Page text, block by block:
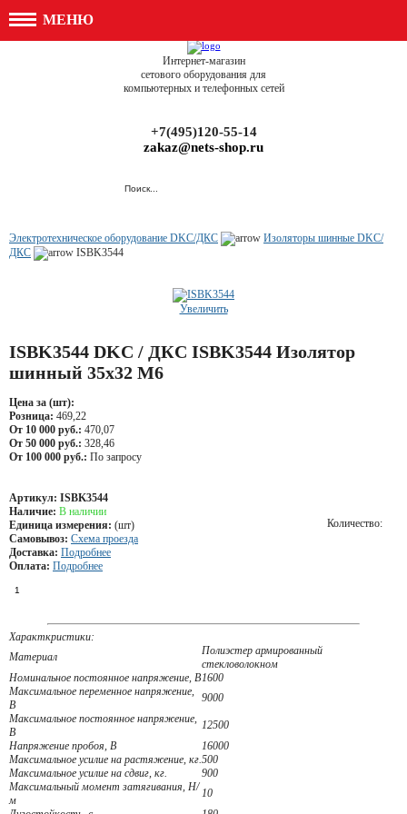
МЕНЮ
Интернет-магазин
сетового оборудования для
компьютерных и телефонных сетей
+7(495)120-55-14
zakaz@nets-shop.ru
Электротехническое оборудование DKC/ДКС
Изоляторы шинные DKC/
ДКС
ISBK3544
Увеличить
ISBK3544 DKC / ДКС ISBK3544 Изолятор
шинный 35х32 М6
Цена за (шт):
Розница: 469,22
От 10 000 руб.: 470,07
От 50 000 руб.: 328,46
От 100 000 руб.: По запросу
Артикул: ISBK3544
Наличие: В наличии
Единица измерения: (шт)
Самовывоз: Схема проезда
Доставка: Подробнее
Оплата: Подробнее
Количество:
Характкристики:
Материал
Полиэстер армированный
стекловолокном
Номинальное постоянное напряжение, В1600
Максимальное переменное напряжение,
В
9000
Максимальное постоянное напряжение,
В
12500
Напряжение пробоя, В
16000
Максимальное усилие на растяжение, кг.500
Максимальное усилие на сдвиг, кг.
900
Максимальный момент затягивания, Н/
м
10